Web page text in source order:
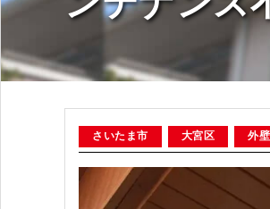
さいたま市 大宮区 外